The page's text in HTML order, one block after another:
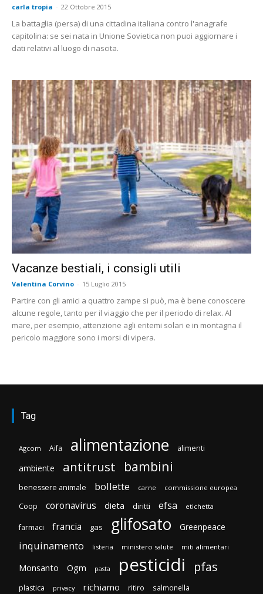
carla tropia - 22 Ottobre 2015
La battaglia (persa) di una cittadina italiana contro l'anagrafe
capitolina: se sei nata in Unione Sovietica non puoi aggiornare i
dati relativi al luogo di nascita.
Vacanze bestiali, i consigli utili
Valentina Corvino - 15 Luglio 2015
Partire con gli amici a quattro zampe si può, ma è bene conoscere
alcune regole, tanto per il viaggio che per il periodo di relax. Al
mare, per esempio, attenzione agli eritemi solari e in montagna il
pericolo maggiore sono i morsi di vipera.
Tag
Agcom Aifa alimentazione alimenti
ambiente antitrust bambini
benessere animale bollette carne commissione europea
Coop coronavirus dieta diritti efsa etichetta
farmaci francia gas glifosato Greenpeace
inquinamento listeria ministero salute miti alimentari
Monsanto Ogm pasta pesticidi pfas
plastica privacy richiamo ritiro salmonella